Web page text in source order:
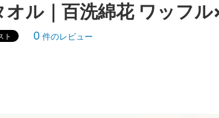
オル｜百洗綿花 ワッフ
0 件のレビュー